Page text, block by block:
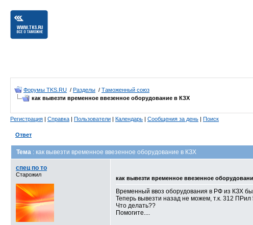
Форумы TKS.RU / Разделы / Таможенный союз
как вывезти временное ввезенное оборудование в КЗХ
Регистрация | Справка | Пользователи | Календарь | Сообщения за день | Поиск
Ответ
Тема : как вывезти временное ввезенное оборудование в КЗХ
спец по то
Старожил
как вывезти временное ввезенное
Временный ввоз оборудования в РФ из КЗХ
Теперь вывезти назад не можем, т.к. 312
Что делать??
Помогите....